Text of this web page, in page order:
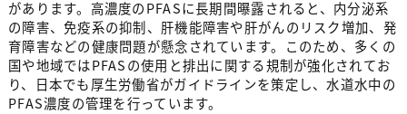
があります。高濃度のPFASに長期間曝露されると、内分泌系
の障害、免疫系の抑制、肝機能障害や肝がんのリスク増加、発
育障害などの健康問題が懸念されています。このため、多くの
国や地域ではPFASの使用と排出に関する規制が強化されてお
り、日本でも厚生労働省がガイドラインを策定し、水道水中の
PFAS濃度の管理を行っています。